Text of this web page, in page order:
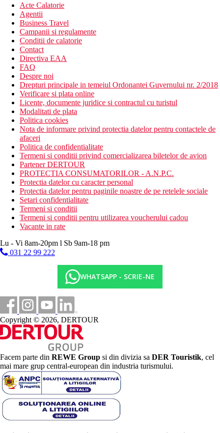
Acte Calatorie
Agentii
Business Travel
Campanii si regulamente
Conditii de calatorie
Contact
Directiva EAA
FAQ
Despre noi
Drepturi principale in temeiul Ordonantei Guvernului nr. 2/2018
Verificare si plata online
Licente, documente juridice si contractul cu turistul
Modalitati de plata
Politica cookies
Nota de informare privind protectia datelor pentru contactele de
afaceri
Politica de confidentialitate
Termeni si conditii privind comercializarea biletelor de avion
Partener DERTOUR
PROTECTIA CONSUMATORILOR - A.N.P.C.
Protectia datelor cu caracter personal
Protectia datelor pentru paginile noastre de pe retelele sociale
Setari confidentialitate
Termeni si conditii
Termeni si conditii pentru utilizarea voucherului cadou
Vacante in rate
Lu - Vi 8am-20pm l Sb 9am-18 pm
031 22 99 222
WHATSAPP - SCRIE-NE
Copyright © 2026, DERTOUR
Facem parte din REWE Group si din divizia sa DER Touristik, cel
mai mare grup central-european din industria turismului.